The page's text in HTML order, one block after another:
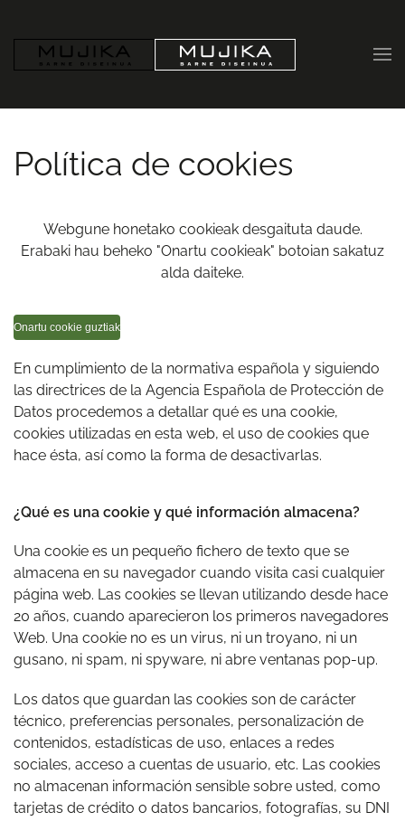
Skip to main content
Política de cookies
Webgune honetako cookieak desgaituta daude.
Erabaki hau beheko "Onartu cookieak" botoian sakatuz
alda daiteke.
Onartu cookie guztiak
En cumplimiento de la normativa española y siguiendo
las directrices de la Agencia Española de Protección de
Datos procedemos a detallar qué es una cookie,
cookies utilizadas en esta web, el uso de cookies que
hace ésta, así como la forma de desactivarlas.
¿Qué es una cookie y qué información almacena?
Una cookie es un pequeño fichero de texto que se
almacena en su navegador cuando visita casi cualquier
página web. Las cookies se llevan utilizando desde hace
20 años, cuando aparecieron los primeros navegadores
Web. Una cookie no es un virus, ni un troyano, ni un
gusano, ni spam, ni spyware, ni abre ventanas pop-up.
Los datos que guardan las cookies son de carácter
técnico, preferencias personales, personalización de
contenidos, estadísticas de uso, enlaces a redes
sociales, acceso a cuentas de usuario, etc. Las cookies
no almacenan información sensible sobre usted, como
tarjetas de crédito o datos bancarios, fotografías, su DNI